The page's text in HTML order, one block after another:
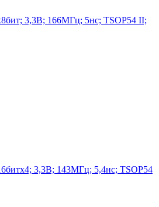
3,3В; 166МГц; 5нс; TSOP54 II;
3,3В; 143МГц; 5,4нс; TSOP54